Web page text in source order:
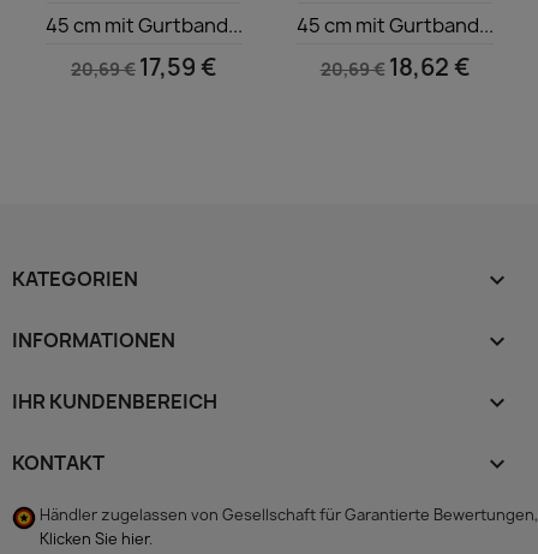
45 cm mit Gurtband...
20,69 € 17,59 €
45 cm mit Gurtband...
20,69 € 18,62 €
KATEGORIEN 
INFORMATIONEN 
IHR KUNDENBEREICH 
KONTAKT keyboard_arrow_down
Händler zugelassen von Gesellschaft für Garantierte Bewertungen,
Klicken Sie hier.